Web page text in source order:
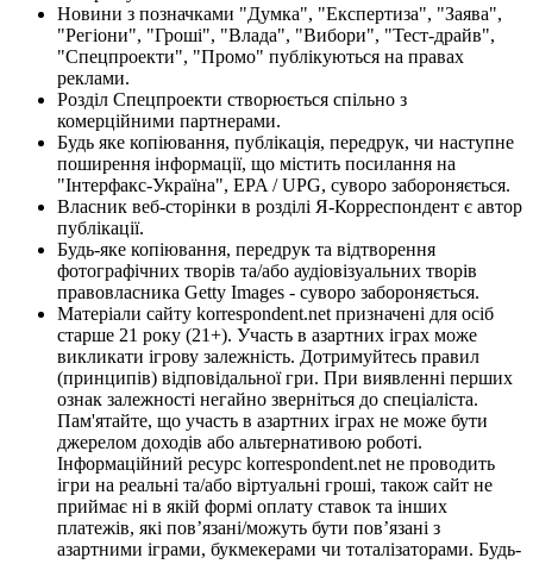
Новини з позначками "Думка", "Експертиза", "Заява",
"Регіони", "Гроші", "Влада", "Вибори", "Тест-драйв",
"Спецпроекти", "Промо" публікуються на правах
реклами.
Розділ Спецпроекти створюється спільно з
комерційними партнерами.
Будь яке копіювання, публікація, передрук, чи наступне
поширення інформації, що містить посилання на
"Інтерфакс-Україна", EPA / UPG, суворо забороняється.
Власник веб-сторінки в розділі Я-Корреспондент є автор
публікації.
Будь-яке копіювання, передрук та відтворення
фотографічних творів та/або аудіовізуальних творів
правовласника Getty Images - суворо забороняється.
Матеріали сайту korrespondent.net призначені для осіб
старше 21 року (21+). Участь в азартних іграх може
викликати ігрову залежність. Дотримуйтесь правил
(принципів) відповідальної гри. При виявленні перших
ознак залежності негайно зверніться до спеціаліста.
Пам'ятайте, що участь в азартних іграх не може бути
джерелом доходів або альтернативою роботі.
Інформаційний ресурс korrespondent.net не проводить
ігри на реальні та/або віртуальні гроші, також сайт не
приймає ні в якій формі оплату ставок та інших
платежів, які пов’язані/можуть бути пов’язані з
азартними іграми, букмекерами чи тоталізаторами. Будь-